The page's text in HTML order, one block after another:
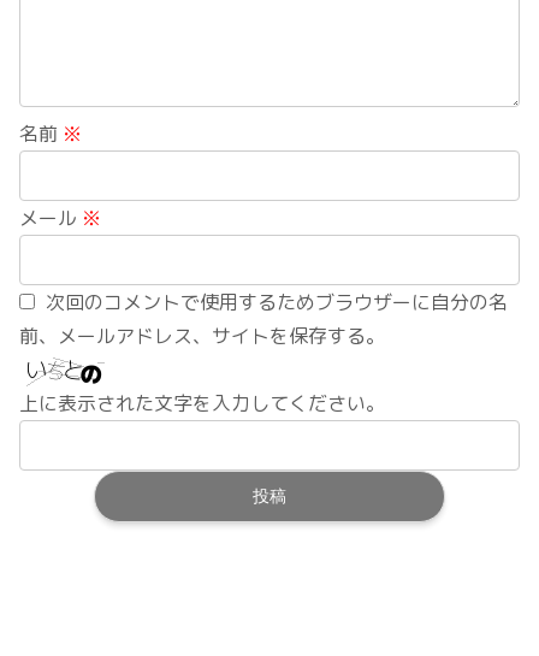
名前 ※
メール ※
次回のコメントで使用するためブラウザーに自分の名
前、メールアドレス、サイトを保存する。
上に表示された文字を入力してください。